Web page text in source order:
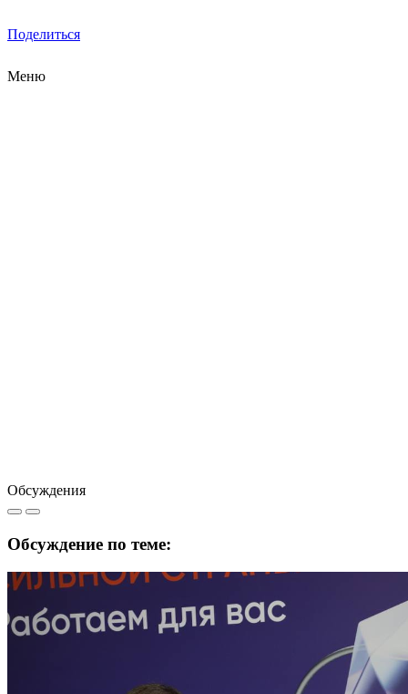
Поделиться
Меню
Обсуждения
Обсуждение по теме: